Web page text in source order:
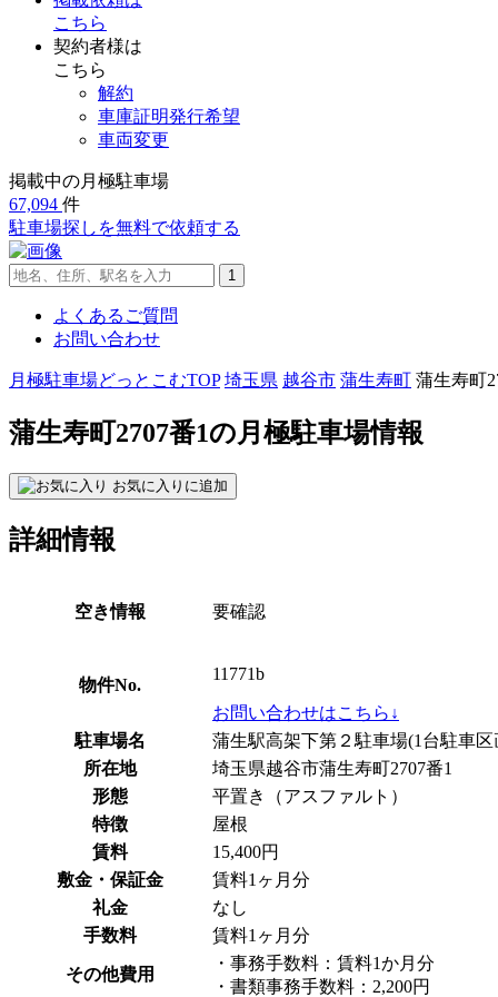
こちら
契約者様は
こちら
解約
車庫証明発行希望
車両変更
掲載中の月極駐車場
67,094 件
駐車場探し を無料で依頼する
よくあるご質問
お問い合わせ
月極駐車場どっとこむTOP 埼玉県 越谷市 蒲生寿町 蒲生寿町
蒲生寿町2707番1の月極駐車場情報
お気に入りに追加
詳細情報
空き情報 要確認
物件No.
11771b
お問い合わせはこちら↓
駐車場名
蒲生駅高架下第２駐車場(1台駐車区
所在地
埼玉県越谷市蒲生寿町2707番1
形態
平置き（アスファルト）
特徴
屋根
賃料
15,400円
敷金・保証金
賃料1ヶ月分
礼金
なし
手数料
賃料1ヶ月分
その他費用
・事務手数料：賃料1か月分
・書類事務手数料：2,200円